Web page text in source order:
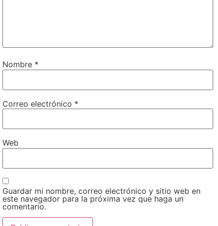
Nombre *
Correo electrónico *
Web
Guardar mi nombre, correo electrónico y sitio web en
este navegador para la próxima vez que haga un
comentario.